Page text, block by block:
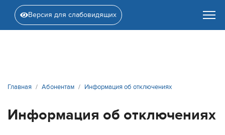
Версия для слабовидящих
Главная Абонентам Информация об отключениях
Информация об отключениях